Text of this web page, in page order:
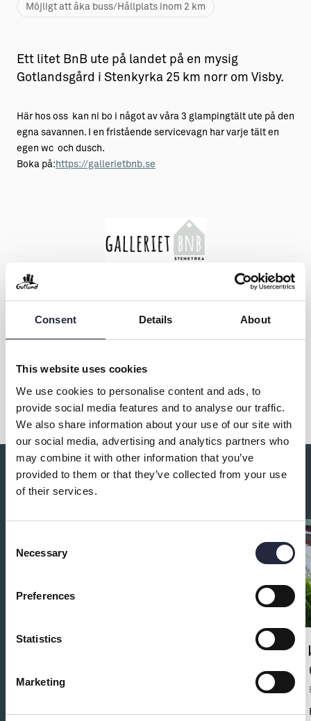
Consent Details About
This website uses cookies
We use cookies to personalise content and ads, to
provide social media features and to analyse our traffic.
We also share information about your use of our site with
our social media, advertising and analytics partners who
may combine it with other information that you’ve
provided to them or that they’ve collected from your use
of their services.
Selection
Necessary
Preferences
Statistics
Marketing
Möjligt att åka buss/Hållplats inom 2 km
Ett litet BnB ute på landet på en mysig
Gotlandsgård i Stenkyrka 25 km norr om Visby.
Här hos oss kan ni bo i något av våra 3 glampingtält ute på den
egna savannen. I en fristående servicevagn har varje tält en
egen wc och dusch.
Boka på: https://gallerietbnb.se
Dela
Du kanske också är intresserad av:
Övrigt mat och dryck
Sommaröppet: Frukost på Galleriet BnB i Stenkyrka